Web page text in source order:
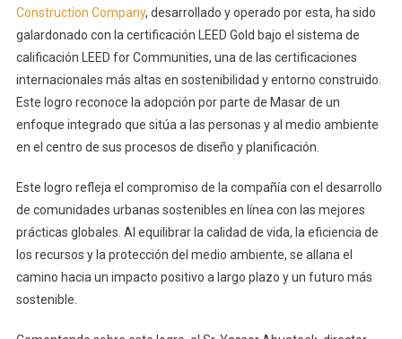
Construction Company, desarrollado y operado por esta, ha sido
galardonado con la certificación LEED Gold bajo el sistema de
calificación LEED for Communities, una de las certificaciones
internacionales más altas en sostenibilidad y entorno construido.
Este logro reconoce la adopción por parte de Masar de un
enfoque integrado que sitúa a las personas y al medio ambiente
en el centro de sus procesos de diseño y planificación.
Este logro refleja el compromiso de la compañía con el desarrollo
de comunidades urbanas sostenibles en línea con las mejores
prácticas globales. Al equilibrar la calidad de vida, la eficiencia de
los recursos y la protección del medio ambiente, se allana el
camino hacia un impacto positivo a largo plazo y un futuro más
sostenible.